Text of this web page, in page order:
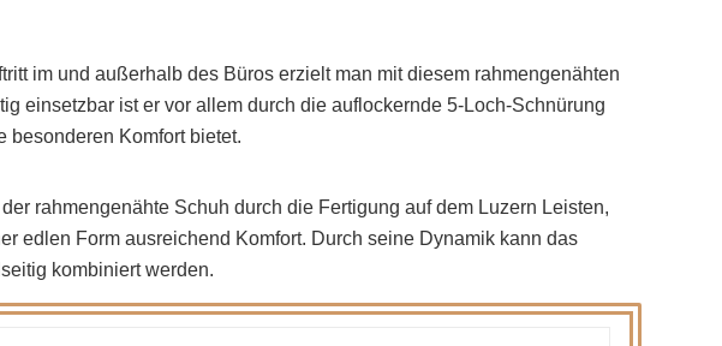
im und außerhalb des Büros erzielt man mit diesem rahmengenähten
einsetzbar ist er vor allem durch die auflockernde 5-Loch-Schnürung
besonderen Komfort bietet.
rahmengenähte Schuh durch die Fertigung auf dem Luzern Leisten,
edlen Form ausreichend Komfort. Durch seine Dynamik kann das
kombiniert werden.